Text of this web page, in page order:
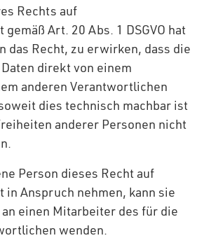
Rechts auf
Art. 20 Abs. 1 DSGVO hat
das Recht, zu erwirken, dass die
direkt von einem
anderen Verantwortlichen
dies technisch machbar ist
anderer Personen nicht
Person dieses Recht auf
Anspruch nehmen, kann sie
einen Mitarbeiter des für die
wenden.